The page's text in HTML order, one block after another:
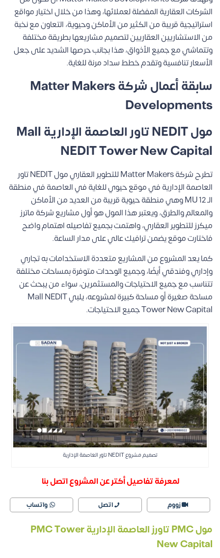
الشركات العقارية المفضلة لعملائها، وهذا من خلال اختيار مواقع
استراتيجية قريبة من الكثير من الأماكن وحيوية، التعاون مع نخبة
من الاستشاريين العقاريين لتصميم مشاريعها بطريقة مختلفة
وتتماشي مع جميع الأذواق، هذا بجانب حرصها الشديد على جعل
الأسعار تنافسية وتقدم خطط سداد مرنة للغاية.
سابقة أعمال شركة Matter Makers
Developments
مول NEDIT تاور العاصمة الإدارية Mall
NEDIT Tower New Capital
تطرح شركة Matter Makers للتطوير العقاري مول NEDIT تاور
العاصمة الإدارية في موقع حيوي للغاية في العاصمة في منطقة
الـ MU 12 وهي منطقة حيوية قريبة من العديد من الأماكن
والمعالم والطرق، ويعتبر هذا المول هو أول مشاريع شركة ماترز
ميكرز للتطوير العقاري، واهتمت بجميع تفاصيله اهتمام واضح
فاختارت موقع يضمن ترافيك عالي على مدار الساعة.
كما يعد المشروع من المشاريع متعددة الاستخدامات به تجاري
وإداري وفندقي أيضًا، وجميع الوحدات متوفرة بمساحات مختلفة
تتناسب مع جميع الاحتياجات والمستثمرين، سواء من يبحث عن
مساحة صغيرة أو مساحة كبيرة لمشروعه، يلبي Mall NEDIT
Tower New Capital جميع الاحتياجات.
تصميم مشروع NEDIT تاور العاصمة الإدارية
لمعرفة تفاصيل أكتر عن المشروع اتصل بنا
زووم اتصل واتساب
مول PMC تاورز العاصمة الإدارية PMC Tower
New Capital